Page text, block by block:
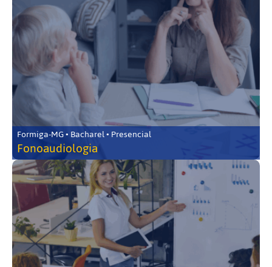
Formiga-MG • Bacharel • Presencial
Fonoaudiologia